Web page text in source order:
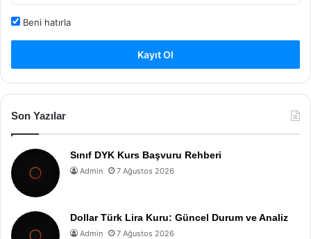
Beni hatırla
Kayıt Ol
Son Yazılar
Sınıf DYK Kurs Başvuru Rehberi
Admin 7 Ağustos 2026
Dollar Türk Lira Kuru: Güncel Durum ve Analiz
Admin 7 Ağustos 2026